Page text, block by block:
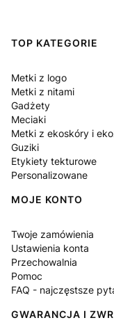
Linki w stopce
TOP KATEGORIE
Metki z logo
Metki z nitami
Gadżety
Meciaki
Metki z ekoskóry i
Guziki
Etykiety tekturowe
Personalizowane
MOJE KONTO
Twoje zamówienia
Ustawienia konta
Przechowalnia
Pomoc
FAQ - najczęstsze
GWARANCJA I